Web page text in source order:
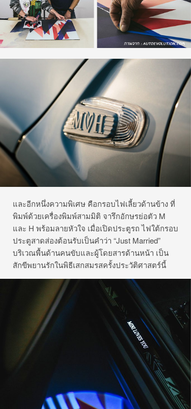
และอีกหนึ่งความพิเศษ คือกรอบไฟเลี้ยวด้านข้าง ที่
พิมพ์ด้วยเครื่องพิมพ์สามมิติ จารึกอักษรย่อตัว M
และ H พร้อมลายหัวใจ เมื่อเปิดประตูรถ ไฟใต้กรอบ
ประตูสาดส่องต้อนรับเป็นคำว่า “Just Married”
บริเวณพื้นด้านคนขับและผู้โดยสารด้านหน้า เป็น
สักขีพยานรักในพิธีเสกสมรสครั้งประวัติศาสตร์นี้